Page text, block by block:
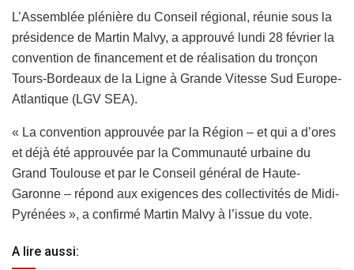
L’Assemblée plénière du Conseil régional, réunie sous la
présidence de Martin Malvy, a approuvé lundi 28 février la
convention de financement et de réalisation du tronçon
Tours-Bordeaux de la Ligne à Grande Vitesse Sud Europe-
Atlantique (LGV SEA).
« La convention approuvée par la Région – et qui a d’ores
et déjà été approuvée par la Communauté urbaine du
Grand Toulouse et par le Conseil général de Haute-
Garonne – répond aux exigences des collectivités de Midi-
Pyrénées », a confirmé Martin Malvy à l’issue du vote.
A lire aussi: